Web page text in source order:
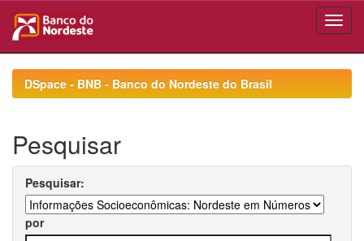
navigationDSpace - BNB - Banco do Nordeste do Brasil
Pesquisar
Pesquisar:
por